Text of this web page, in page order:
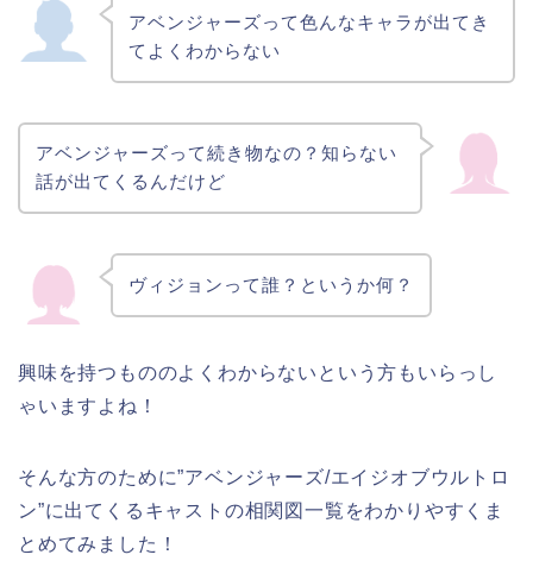
アベンジャーズって色んなキャラが出てき
てよくわからない
アベンジャーズって続き物なの？知らない
話が出てくるんだけど
ヴィジョンって誰？というか何？
興味を持つもののよくわからないという方もいらっし
ゃいますよね！
そんな方のために”アベンジャーズ/エイジオブウルトロ
ン”に出てくるキャストの相関図一覧をわかりやすくま
とめてみました！